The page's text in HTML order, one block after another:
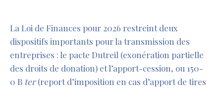
La Loi de Finances pour 2026 restreint deux
dispositifs importants pour la transmission des
entreprises : le pacte Dutreil (exonération partielle
des droits de donation) et l’apport-cession, ou 150-
0 B ter(report d’imposition en cas d’apport de tires